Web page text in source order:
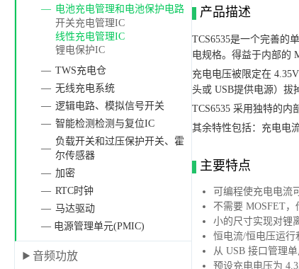
电池充电管理和电池保护电路
开关充电管理IC
线性充电管理IC
锂电保护IC
TWS充电仓
无线充电系统
逻辑电路、模拟信号开关
智能检测检测与复位IC
负载开关和过压保护开关、霍
尔传感器
加密
RTC时钟
马达驱动
— 电源管理单元(PMIC)
音频功放
产品描述
TCS6535是一个完善的
电规格。得益于内部的
充电电压被限定在
头或 USB提供电源）拔
TCS6535 采用独特的内
其余特性包括：充电电
主要特点
可编程使充电电流
不需要 MOSFET
小的尺寸实现对锂
恒电流/恒电压运行
从 USB 接口管理
预设充电电压为